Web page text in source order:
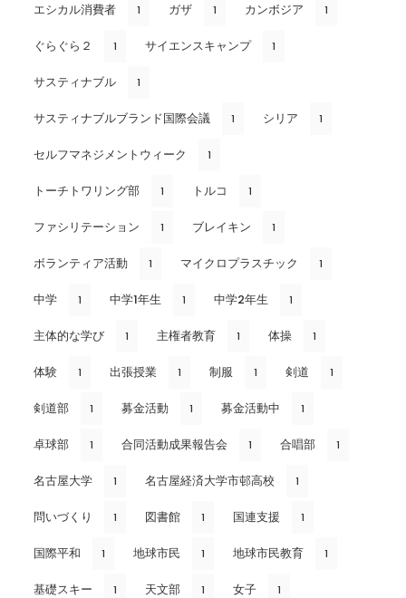
エシカル消費者 1 ガザ 1 カンボジア 1
ぐらぐら２ 1 サイエンスキャンプ 1
サスティナブル 1
サスティナブルブランド国際会議 1 シリア 1
セルフマネジメントウィーク 1
トーチトワリング部 1 トルコ 1
ファシリテーション 1 ブレイキン 1
ボランティア活動 1 マイクロプラスチック 1
中学 1 中学1年生 1 中学2年生 1
主体的な学び 1 主権者教育 1 体操 1
体験 1 出張授業 1 制服 1 剣道 1
剣道部 1 募金活動 1 募金活動中 1
卓球部 1 合同活動成果報告会 1 合唱部 1
名古屋大学 1 名古屋経済大学市邨高校 1
問いづくり 1 図書館 1 国連支援 1
国際平和 1 地球市民 1 地球市民教育 1
基礎スキー 1 天文部 1 女子 1